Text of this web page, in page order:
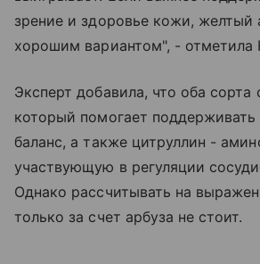
зрение и здоровье кожи, желтый
хорошим вариантом", - отметила
Эксперт добавила, что оба сорта
который помогает
баланс, а также цитруллин -
участвующую в регуляции
Однако рассчитывать на
только за счет арбуза не стоит.